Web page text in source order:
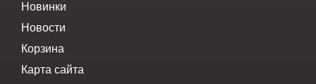
Новинки
Новости
Корзина
Карта сайта